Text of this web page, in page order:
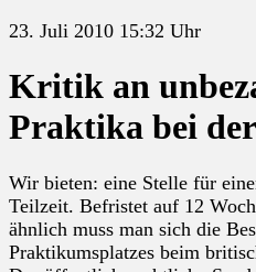
23. Juli 2010 15:32 Uhr
Kritik an
Praktika bei
Wir bieten: eine Stelle für
Teilzeit. Befristet auf 12
ähnlich muss man sich die
Praktikumsplatzes beim